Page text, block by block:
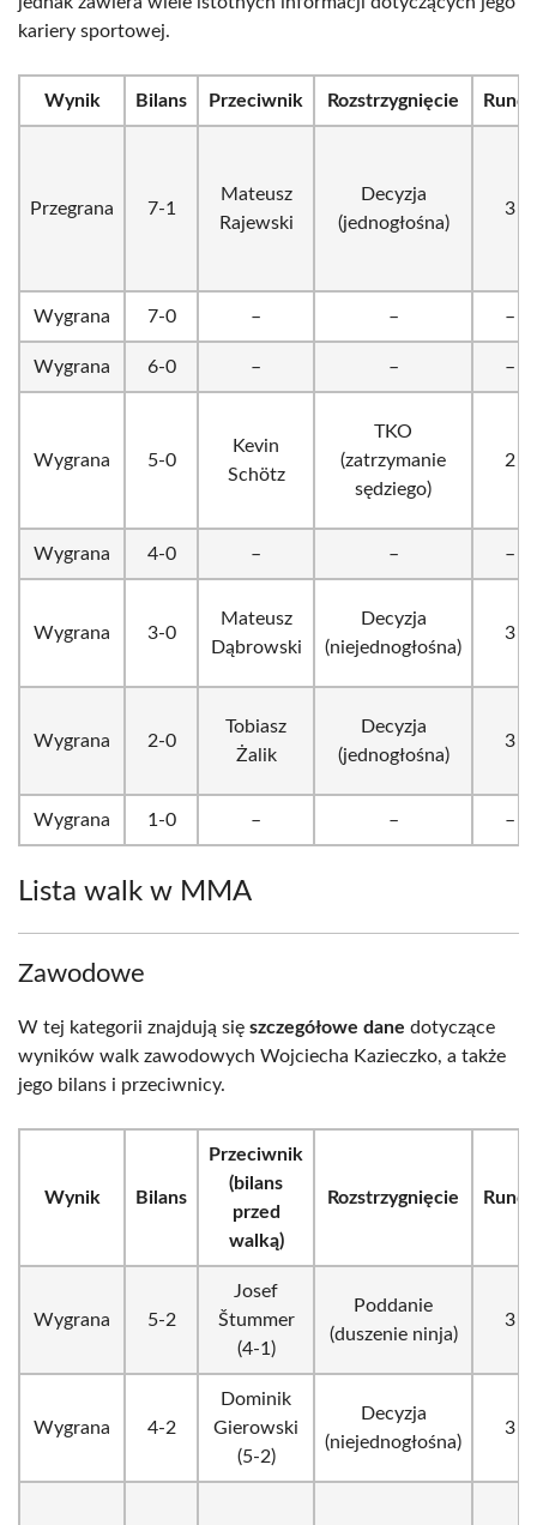
kariery sportowej.
Wynik Bilans Przeciwnik Rozstrzygnięcie Runda
Przegrana 7-1
Mateusz
Rajewski
Decyzja
(jednogłośna)
3
Wygrana 7-0 – – –
Wygrana 6-0 – – –
Wygrana 5-0
Kevin
Schötz
TKO
(zatrzymanie
sędziego)
2
Wygrana 4-0 – – –
Wygrana 3-0
Mateusz
Dąbrowski
Decyzja
(niejednogłośna)
3
Wygrana 2-0
Tobiasz
Żalik
Decyzja
(jednogłośna)
3
Wygrana 1-0 – – –
Lista walk w MMA
Zawodowe
W tej kategorii znajdują się szczegółowe dane dotyczące
wyników walk zawodowych Wojciecha Kazieczko, a także
jego bilans i przeciwnicy.
Wynik Bilans
Przeciwnik
(bilans
przed
walką)
Rozstrzygnięcie Runda
Wygrana 5-2
Josef
Štummer
(4-1)
Poddanie
(duszenie ninja)
3
Wygrana 4-2
Dominik
Gierowski
(5-2)
Decyzja
(niejednogłośna)
3